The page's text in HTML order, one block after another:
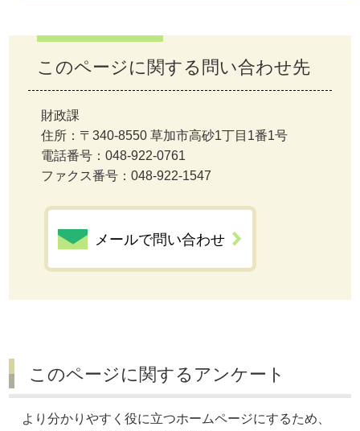
このページに関する問い合わせ先
財政課
住所：〒340-8550 草加市高砂1丁目1番1号
電話番号：048-922-0761
ファクス番号：048-922-1547
メールで問い合わせ
このページに関するアンケート
より分かりやすく役に立つホームページにするため、